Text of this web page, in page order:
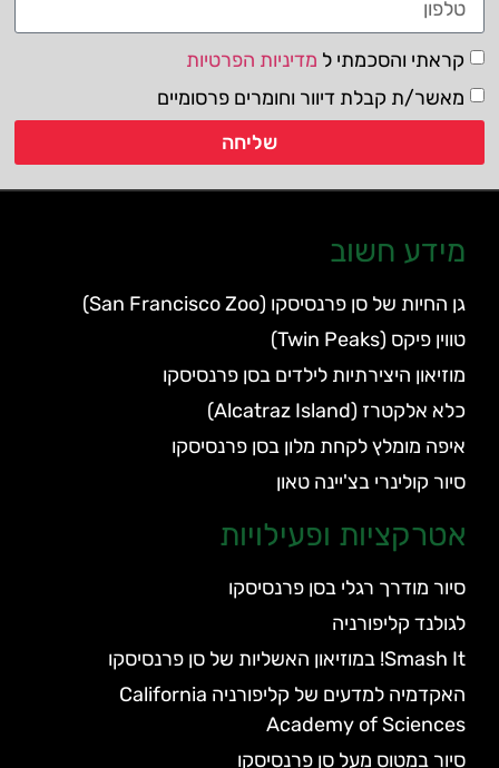
קראתי והסכמתי ל מדיניות הפרטיות
מאשר/ת קבלת דיוור וחומרים פרסומיים
שליחה
מידע חשוב
גן החיות של סן פרנסיסקו (San Francisco Zoo)
טווין פיקס (Twin Peaks)
מוזיאון היצירתיות לילדים בסן פרנסיסקו
כלא אלקטרז (Alcatraz Island)
איפה מומלץ לקחת מלון בסן פרנסיסקו
סיור קולינרי בצ'יינה טאון
אטרקציות ופעילויות
סיור מודרך רגלי בסן פרנסיסקו
לגולנד קליפורניה
Smash It! במוזיאון האשליות של סן פרנסיסקו
האקדמיה למדעים של קליפורניה California
Academy of Sciences
סיור במטוס מעל סן פרנסיסקו